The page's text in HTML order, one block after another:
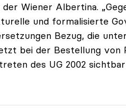
Wiener Albertina.
und formalisierte
Bezug, die
bei der Bestellung von
des UG 2002